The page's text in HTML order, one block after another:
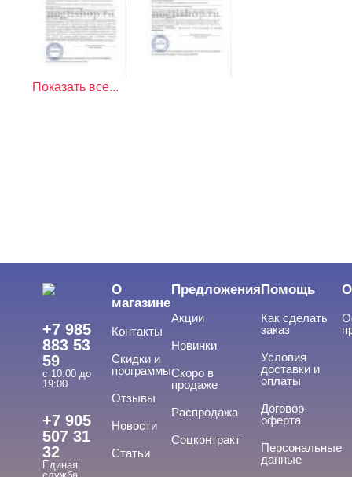
Показать все...
+7 985
883 53
59
с 10:00 до
19:00
+7 905
507 31
32
Единая
О
магазине
Контакты
Скидки и
программы
Отзывы
Новости
Статьи
Предложения
Акции
Новинки
Скоро в
продаже
Распродажа
Соцконтракт
Помощь
Как сделать
заказ
Условия
доставки и
оплаты
Договор-
оферта
Персональные
данные